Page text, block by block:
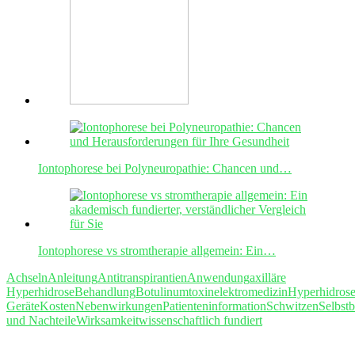
Iontophorese bei Polyneuropathie: Chancen und…
Iontophorese vs stromtherapie allgemein: Ein…
AchselnAnleitungAntitranspirantienAnwendungaxilläre
HyperhidroseBehandlungBotulinumtoxinelektromedizinHyperhidrose
GeräteKostenNebenwirkungenPatienteninformationSchwitzen
und NachteileWirksamkeitwissenschaftlich fundiert